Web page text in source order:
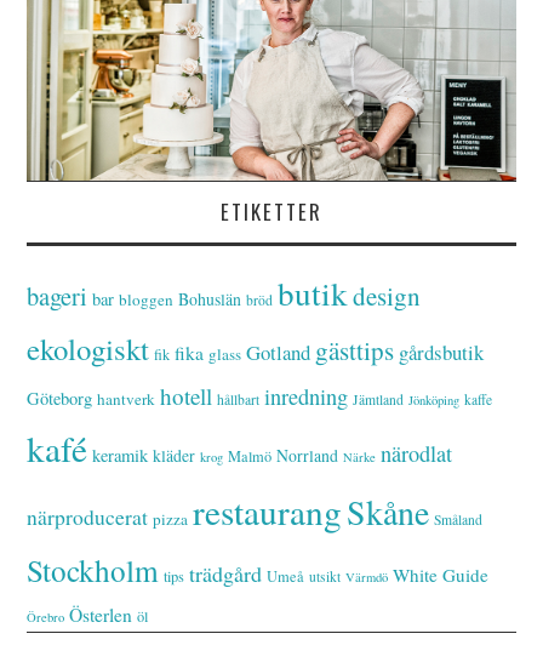
ETIKETTER
bageri bar bloggen Bohuslän bröd butikdesign
ekologiskt fik fika glass Gotland gästtips gårdsbutik
Göteborg hantverk hotell hållbart inredning Jämtland Jönköping kaffe
kafé keramik kläder krog Malmö Norrland Närke närodlat
närproducerat pizza restaurangSkåne Småland
Stockholm tips trädgård Umeå utsikt Värmdö White Guide
Örebro Österlen öl